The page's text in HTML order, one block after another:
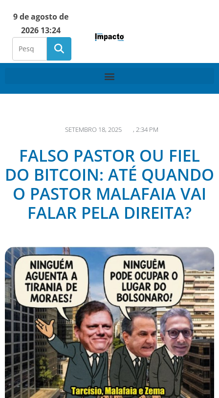
9 de agosto de
2026 13:24
SETEMBRO 18, 2025 , 2:34 PM
FALSO PASTOR OU FIEL
DO BITCOIN: ATÉ QUANDO
O PASTOR MALAFAIA VAI
FALAR PELA DIREITA?